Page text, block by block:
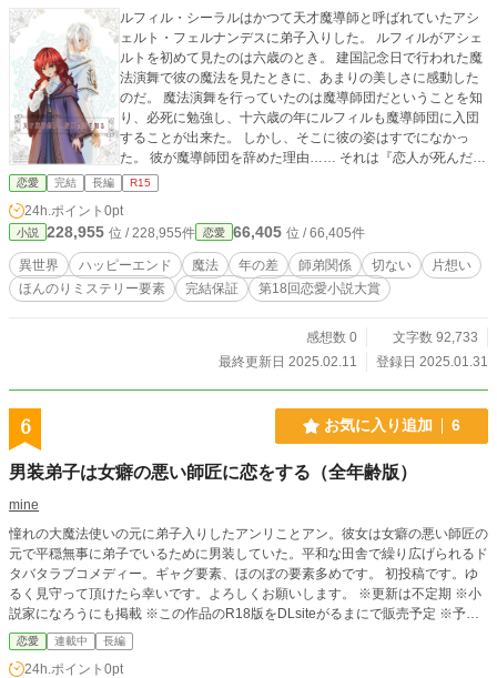
ルフィル・シーラルはかつて天才魔導師と呼ばれていたアシ
ェルト・フェルナンデスに弟子入りした。 ルフィルがアシェ
ルトを初めて見たのは六歳のとき。 建国記念日で行われた魔
法演舞で彼の魔法を見たときに、あまりの美しさに感動した
のだ。 魔法演舞を行っていたのは魔導師団だということを知
り、必死に勉強し、十六歳の年にルフィルも魔導師団に入団
することが出来た。 しかし、そこに彼の姿はすでになかっ
た。 彼が魔導師団を辞めた理由…… それは『恋人が死んだ』
からだった…… ルフィルはなんとかアシェルトを探し出し、
弟子入りするも、アシェルトはいまだに過去を引き摺ってい
た。 ルフィルは恋人の死に囚われたままのアシェルトを解き
放つことが出来るのか…… 弟子の切ない片想い。過去の恋人
を忘れられない天才魔導師。 不器用な二人の恋の行方は……
※R15指定は念のためです。 ※登場人物は貴族ですが、貴族
設定はゆるゆるです。 ※こちらの作品は小説家になろう、カ
恋愛 完結 長編 R15
24h.ポイント 0pt
小説 228,955 位 / 228,955件 恋愛 66,405 位 / 66,405件
異世界 ハッピーエンド 魔法 年の差 師弟関係 切ない
片想い
ほんのりミステリー要素
完結保証 第18回恋愛小説大賞
感想数 0
文字数 92,733
最終更新日 2025.02.11
登録日 2025.01.31
6 お気に入り追加 6
男装弟子は女癖の悪い師匠に恋をする（全年齢版）
mine
憧れの大魔法使いの元に弟子入りしたアンリことアン。彼女は女癖の悪い師匠の
元で平穏無事に弟子でいるために男装していた。平和な田舎で繰り広げられるド
タバタラブコメディー。ギャグ要素、ほのぼの要素多めです。 初投稿です。ゆ
るく見守って頂けたら幸いです。よろしくお願いします。 ※更新は不定期 ※小
説家になろうにも掲載 ※この作品のR18版をDLsiteがるまにで販売予定 ※予告
なく直したり消したりするかもしれません、あらかじめご了承ください
恋愛 連載中 長編
24h.ポイント 0pt